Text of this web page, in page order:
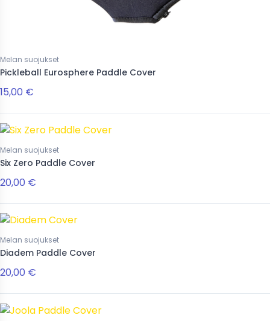
22,00 €
Melan suojukset
Pickleball Eurosphere Paddle Cover
15,00 €
Melan suojukset
Six Zero Paddle Cover
20,00 €
Melan suojukset
Diadem Paddle Cover
20,00 €